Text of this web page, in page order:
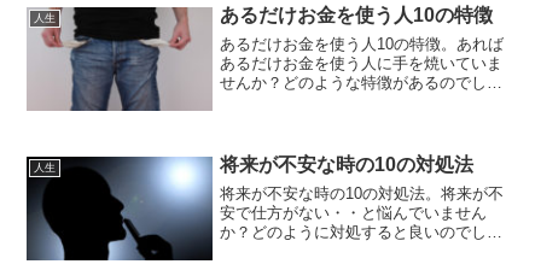
人生 あるだけお金を使う人10の特徴
あるだけお金を使う人10の特徴。あれば
あるだけお金を使う人に手を焼いていま
せんか？どのような特徴があるのでしょ
人生 将来が不安な時の10の対処法
将来が不安な時の10の対処法。将来が不
安で仕方がない・・と悩んでいません
か？どのように対処すると良いのでしょ